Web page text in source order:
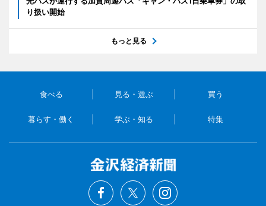
り扱い開始
もっと見る
食べる 見る・遊ぶ 買う
暮らす・働く 学ぶ・知る 特集